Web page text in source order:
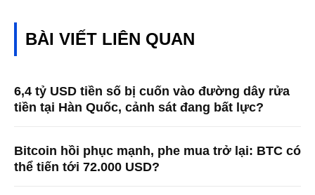
BÀI VIẾT LIÊN QUAN
6,4 tỷ USD tiền số bị cuốn vào đường dây rửa
tiền tại Hàn Quốc, cảnh sát đang bất lực?
Bitcoin hồi phục mạnh, phe mua trở lại: BTC có
thể tiến tới 72.000 USD?